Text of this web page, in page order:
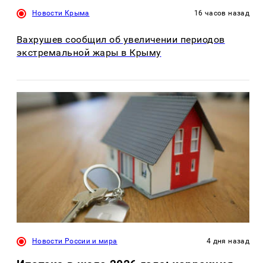
Новости Крыма 16 часов назад
Вахрушев сообщил об увеличении периодов
экстремальной жары в Крыму
Новости России и мира 4 дня назад